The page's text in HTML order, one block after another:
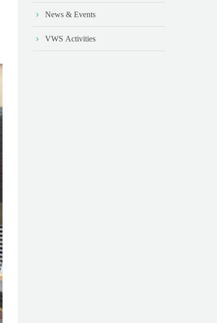
News & Events
VWS Activities